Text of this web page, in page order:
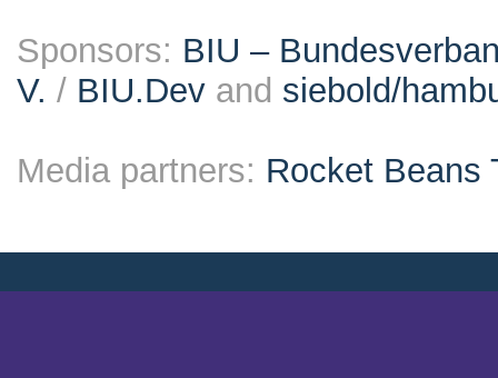
Sponsors: BIU –
V. / BIU.Dev and siebold/
Media partners: Rocket Beans